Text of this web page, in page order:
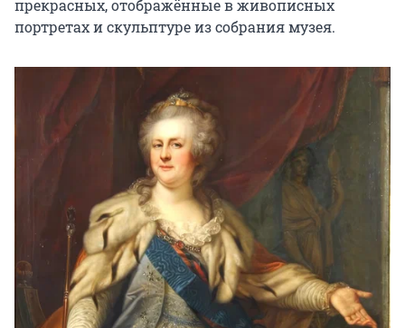
прекрасных, отображённые в живописных
портретах и скульптуре из собрания музея.